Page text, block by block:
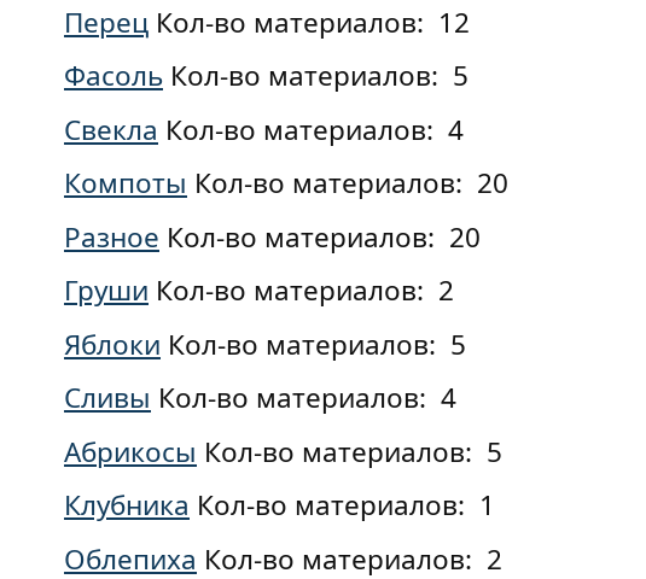
Перец Кол-во материалов: 12
Фасоль Кол-во материалов: 5
Свекла Кол-во материалов: 4
Компоты Кол-во материалов: 20
Разное Кол-во материалов: 20
Груши Кол-во материалов: 2
Яблоки Кол-во материалов: 5
Сливы Кол-во материалов: 4
Абрикосы Кол-во материалов: 5
Клубника Кол-во материалов: 1
Облепиха Кол-во материалов: 2